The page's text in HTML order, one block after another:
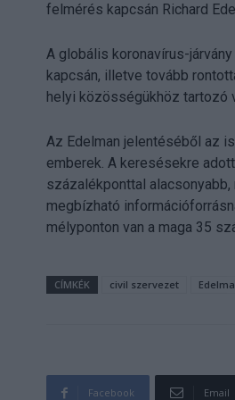
felmérés kapcsán Richard
A globális koronavírus-
kapcsán, illetve tovább
helyi közösségükhöz tartozó
Az Edelman jelentéséből az
emberek. A keresésekre
százalékponttal
megbízható
mélyponton van a maga 35
CÍMKÉK civil szervezet
Facebook Email